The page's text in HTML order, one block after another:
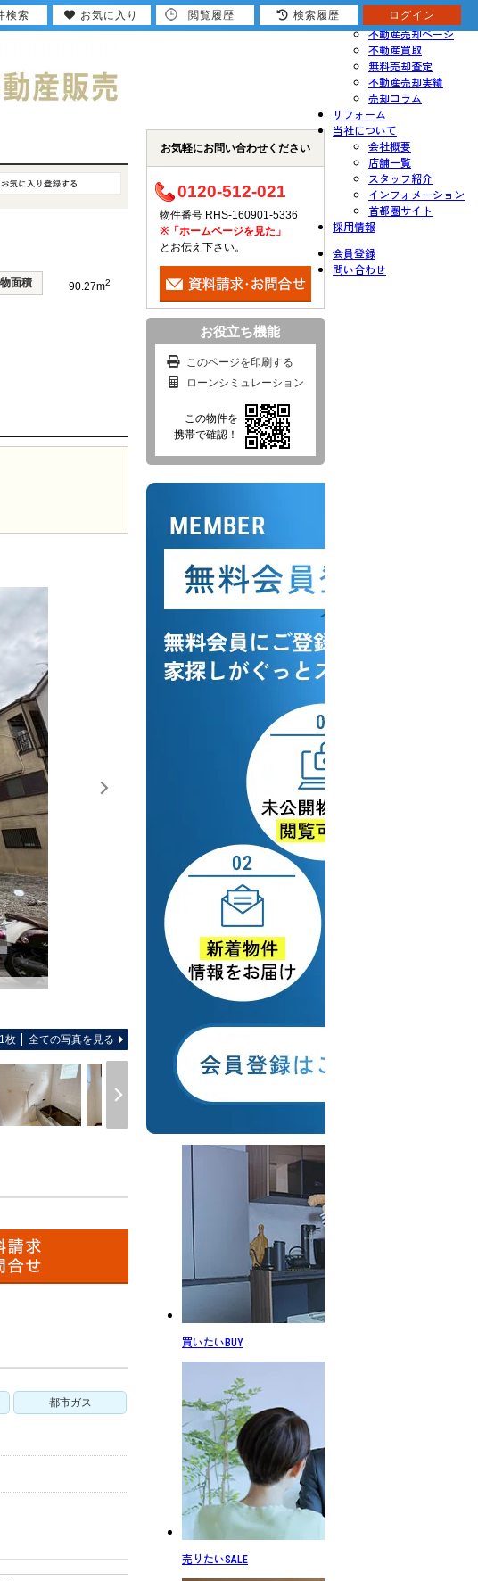
売りたい
不動産売却ページ
不動産買取
無料売却査定
不動産売却実績
売却コラム
リフォーム
当社について
会社概要
店舗一覧
スタッフ紹介
インフォメーション
首都圏サイト
採用情報
会員登録
問い合わせ
面積 90.27m2
枚 全ての写真を見る
都市ガス
お気軽にお問い合わせください
0120-512-021
物件番号 RHS-160901-5336
※「ホームページを見た」
とお伝え下さい。
お役立ち機能
このページを印刷する
ローンシミュレーション
この物件を
携帯で確認！
買いたい BUY
売りたいSALE
検索 お気に入り 閲覧履歴 検索履歴 ログイン